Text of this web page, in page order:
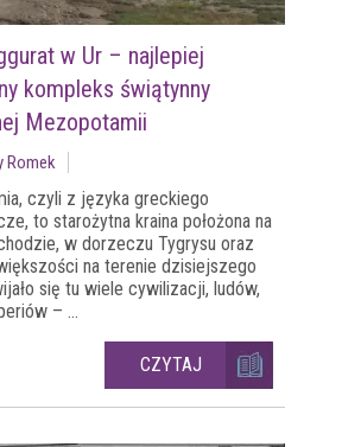
w Ur – najlepiej
kompleks świątynny
Mezopotamii
Romek
czyli z języka greckiego
to starożytna kraina położona na
w dorzeczu Tygrysu oraz
na terenie dzisiejszego
się tu wiele cywilizacji, ludów,
– ...
CZYTAJ